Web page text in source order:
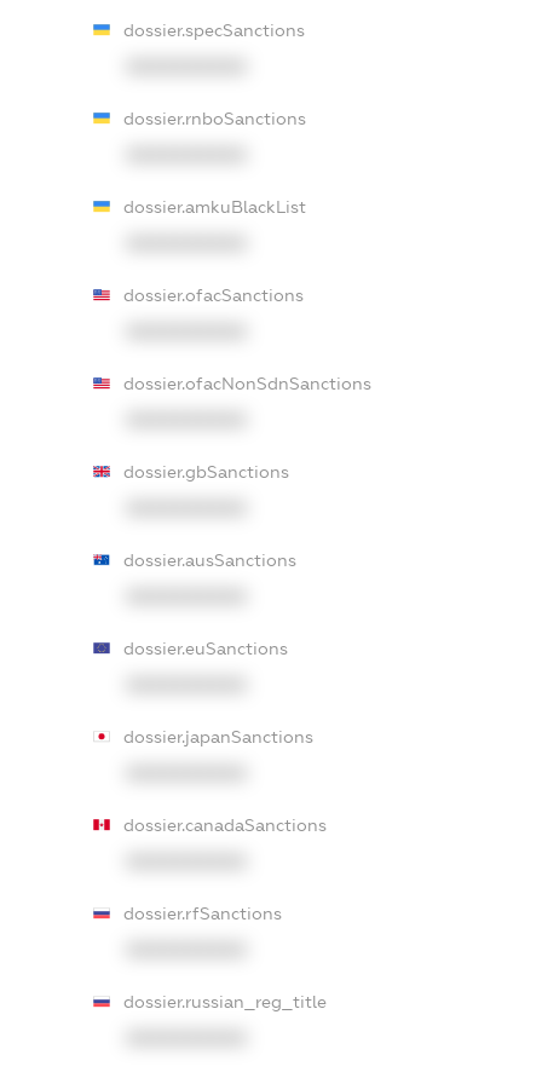
dossier.specSanctions
dossier.rnboSanctions
dossier.amkuBlackList
dossier.ofacSanctions
dossier.ofacNonSdnSanctions
dossier.gbSanctions
dossier.ausSanctions
dossier.euSanctions
dossier.japanSanctions
dossier.canadaSanctions
dossier.rfSanctions
dossier.russian_reg_title